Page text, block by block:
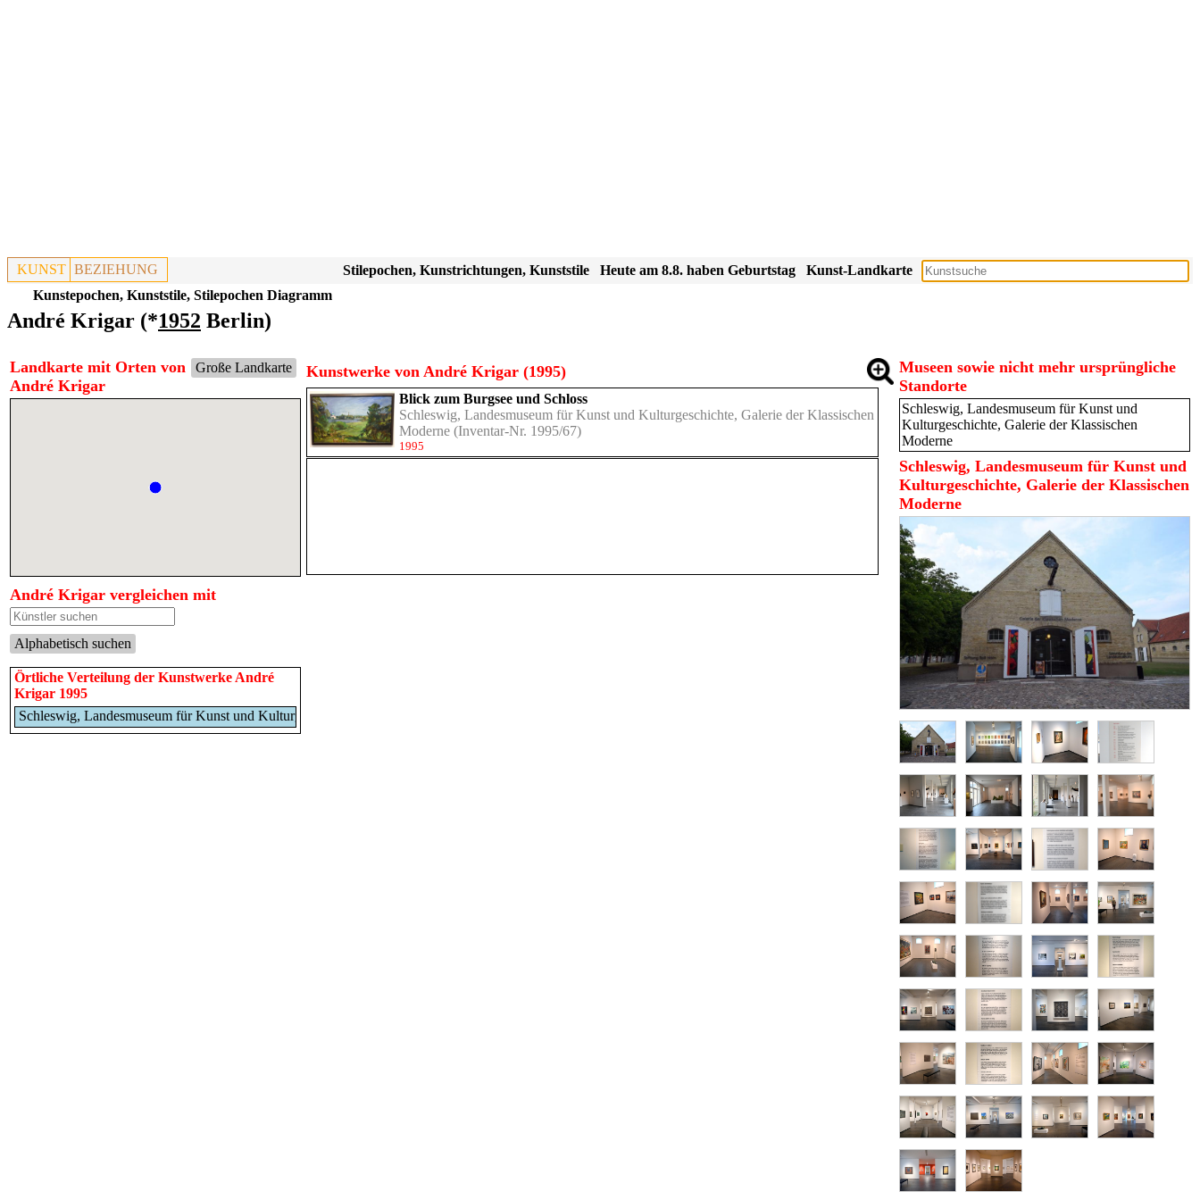
KUNST BEZIEHUNG Kunst-Landkarte
Heute am 8.8. haben Geburtstag
Stilepochen, Kunstrichtungen, Kunststile
Kunstepochen, Kunststile, Stilepochen Diagramm
André Krigar (*1952 Berlin)
Große Landkarte
Landkarte mit Orten von
André Krigar
André Krigar vergleichen mit
Alphabetisch suchen
Örtliche Verteilung der Kunstwerke André
Krigar 1995
Schleswig, Landesmuseum für Kunst und Kulturgeschichte (1995)
Kunstwerke von André Krigar (1995)
Blick zum Burgsee und Schloss
Schleswig, Landesmuseum für Kunst und Kulturgeschichte, Galerie der Klassischen
Moderne (Inventar-Nr. 1995/67)
1995
Museen sowie nicht mehr ursprüngliche
Standorte
Schleswig, Landesmuseum für Kunst und
Kulturgeschichte, Galerie der Klassischen
Moderne
Schleswig, Landesmuseum für Kunst und
Kulturgeschichte, Galerie der Klassischen
Moderne